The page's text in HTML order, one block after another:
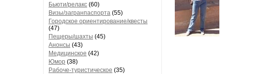
Бьюти/релакс (60)
Визы/загранпаспорта (55)
Городское ориентирование/квесты
(47)
Пещеры/шахты (45)
Анонсы (43)
Медицинское (42)
Юмор (38)
Рабоче-туристическое (35)